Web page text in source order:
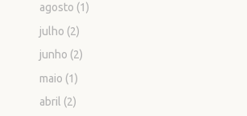
agosto (1)
julho (2)
junho (2)
maio (1)
abril (2)